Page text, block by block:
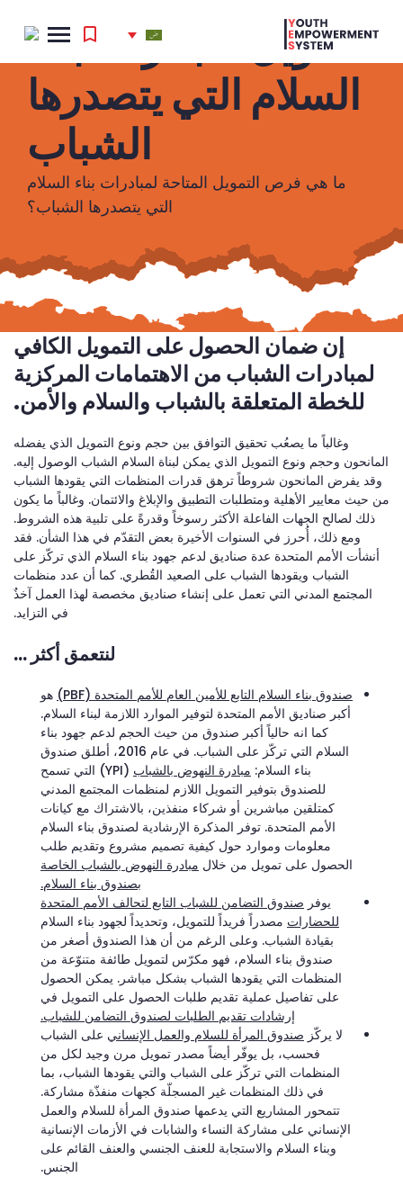
التمويل لمبادرات بناء
السلام التي يتصدرها
الشباب
ما هي فرص التمويل المتاحة لمبادرات بناء السلام
التي يتصدرها الشباب؟
إن ضمان الحصول على التمويل الكافي
لمبادرات الشباب من الاهتمامات المركزية
للخطة المتعلقة بالشباب والسلام والأمن.
وغالباً ما يصعُب تحقيق التوافق بين حجم ونوع التمويل الذي يفضله
المانحون وحجم ونوع التمويل الذي يمكن لبناة السلام الشباب الوصول إليه.
وقد يفرض المانحون شروطاً ترهق قدرات المنظمات التي يقودها الشباب
من حيث معايير الأهلية ومتطلبات التطبيق والإبلاغ والائتمان. وغالباً ما يكون
ذلك لصالح الجهات الفاعلة الأكثر رسوخاً وقدرةً على تلبية هذه الشروط.
ومع ذلك، أُحرز في السنوات الأخيرة بعض التقدّم في هذا الشأن. فقد
أنشأت الأمم المتحدة عدة صناديق لدعم جهود بناء السلام الذي تركّز على
الشباب ويقودها الشباب على الصعيد القُطري. كما أن عدد منظمات
المجتمع المدني التي تعمل على إنشاء صناديق مخصصة لهذا العمل آخذٌ
في التزايد.
لنتعمق أكثر …
صندوق بناء السلام التابع للأمين العام للأمم المتحدة (PBF)
هو
أكبر صناديق الأمم المتحدة لتوفير الموارد اللازمة لبناء السلام.
كما انه حالياً أكبر صندوق من حيث الحجم لدعم جهود بناء
السلام التي تركّز على الشباب. في عام 2016، أطلق صندوق
بناء السلام: مبادرة النهوض بالشباب
(YPI) التي تسمح
للصندوق بتوفير التمويل اللازم لمنظمات المجتمع المدني
كمتلقين مباشرين أو شركاء منفذين، بالاشتراك مع كيانات
الأمم المتحدة. توفر المذكرة الإرشادية لصندوق بناء السلام
معلومات وموارد حول كيفية تصميم مشروع وتقديم طلب
الحصول على تمويل من خلال مبادرة النهوض بالشباب الخاصة
بصندوق بناء السلام.
يوفر صندوق التضامن للشباب التابع لتحالف الأمم المتحدة
للحضارات مصدراً فريداً للتمويل، وتحديداً لجهود بناء السلام
بقيادة الشباب. وعلى الرغم من أن هذا الصندوق أصغر من
صندوق بناء السلام، فهو مكرّس لتمويل طائفة متنوّعة من
المنظمات التي يقودها الشباب بشكل مباشر. يمكن الحصول
على تفاصيل عملية تقديم طلبات الحصول على التمويل في
إرشادات تقديم الطلبات لصندوق التضامن للشباب.
لا يركّز صندوق المرأة للسلام والعمل الإنساني على الشباب
فحسب، بل يوفّر أيضاً مصدر تمويل مرن وجيد لكل من
المنظمات التي تركّز على الشباب والتي يقودها الشباب، بما
في ذلك المنظمات غير المسجلّة كجهات منفذّة مشاركة.
تتمحور المشاريع التي يدعمها صندوق المرأة للسلام والعمل
الإنساني على مشاركة النساء والشابات في الأزمات الإنسانية
وبناء السلام والاستجابة للعنف الجنسي والعنف القائم على
الجنس.